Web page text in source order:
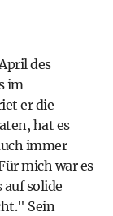
des
im
er die
hat es
immer
mich war es
solide
Sein